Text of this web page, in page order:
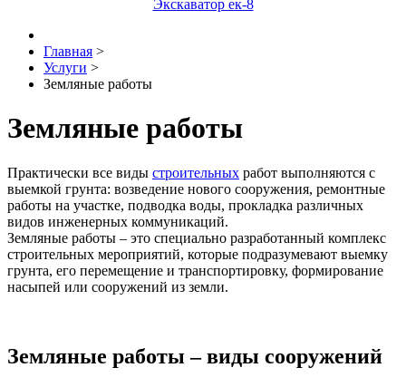
Экскаватор ек-8
Главная >
Услуги >
Земляные работы
Земляные работы
Практически все виды строительных работ выполняются с
выемкой грунта: возведение нового сооружения, ремонтные
работы на участке, подводка воды, прокладка различных
видов инженерных коммуникаций.
Земляные работы – это специально разработанный комплекс
строительных мероприятий, которые подразумевают выемку
грунта, его перемещение и транспортировку, формирование
насыпей или сооружений из земли.
Земляные работы – виды сооружений